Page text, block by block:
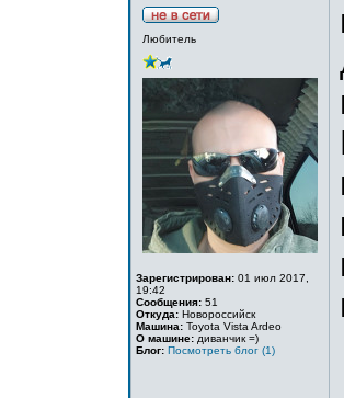
Любитель
Зарегистрирован: 01 июл 2017,
19:42
Сообщения: 51
Откуда: Новороссийск
Машина: Toyota Vista Ardeo
О машине: диванчик =)
Блог: Посмотреть блог (1)